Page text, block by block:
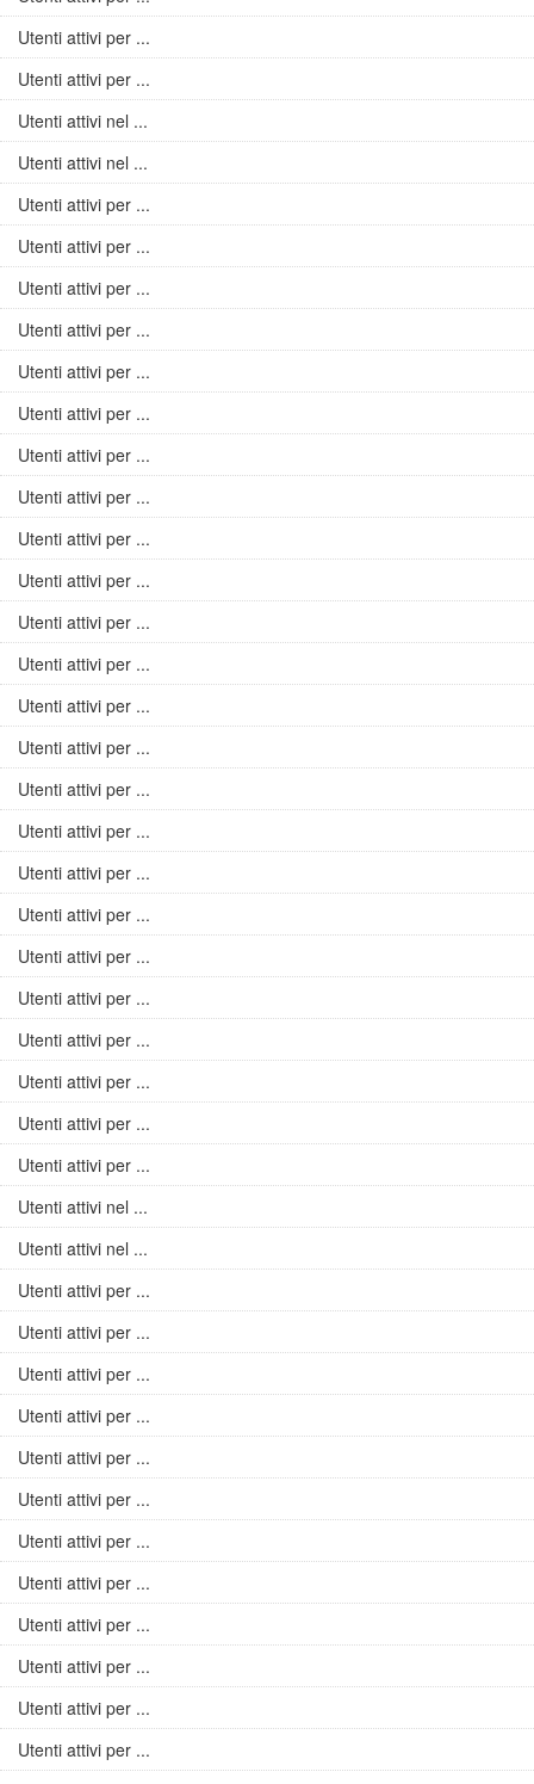
Utenti attivi per ...
Utenti attivi per ...
Utenti attivi nel ...
Utenti attivi nel ...
Utenti attivi per ...
Utenti attivi per ...
Utenti attivi per ...
Utenti attivi per ...
Utenti attivi per ...
Utenti attivi per ...
Utenti attivi per ...
Utenti attivi per ...
Utenti attivi per ...
Utenti attivi per ...
Utenti attivi per ...
Utenti attivi per ...
Utenti attivi per ...
Utenti attivi per ...
Utenti attivi per ...
Utenti attivi per ...
Utenti attivi per ...
Utenti attivi per ...
Utenti attivi per ...
Utenti attivi per ...
Utenti attivi per ...
Utenti attivi per ...
Utenti attivi per ...
Utenti attivi per ...
Utenti attivi nel ...
Utenti attivi nel ...
Utenti attivi per ...
Utenti attivi per ...
Utenti attivi per ...
Utenti attivi per ...
Utenti attivi per ...
Utenti attivi per ...
Utenti attivi per ...
Utenti attivi per ...
Utenti attivi per ...
Utenti attivi per ...
Utenti attivi per ...
Utenti attivi per ...